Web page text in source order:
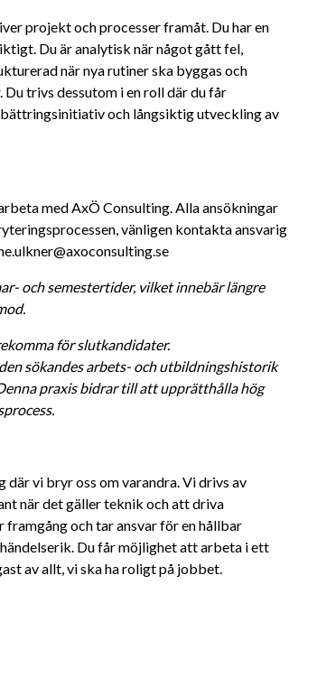
projekt och processer framåt. Du har en
Du är analytisk när något gått fel,
när nya rutiner ska byggas och
trivs dessutom i en roll där du får
och långsiktig utveckling av
med AxÖ Consulting. Alla ansökningar
vänligen kontakta ansvarig
och semestertider, vilket innebär längre
för slutkandidater.
sökandes arbets- och utbildningshistorik
praxis bidrar till att upprätthålla hög
vi bryr oss om varandra. Vi drivs av
när det gäller teknik och att driva
och tar ansvar för en hållbar
Du får möjlighet att arbeta i ett
av allt, vi ska ha roligt på jobbet.